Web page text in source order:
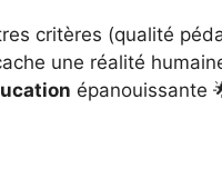
critères (qualité
une réalité
épanouissante